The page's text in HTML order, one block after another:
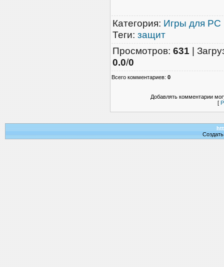
Категория: Игры для PC
Теги: защит
Просмотров: 631 |
0.0/0
Всего комментариев: 0
Добавлять комментарии
[